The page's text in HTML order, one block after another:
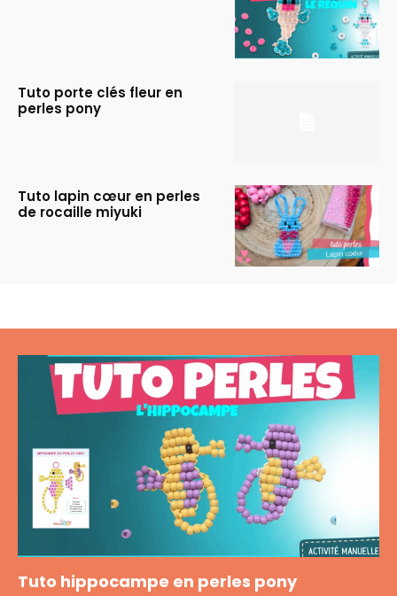
Tuto porte clés fleur en
perles pony
Tuto lapin cœur en perles
de rocaille miyuki
Tuto hippocampe en perles pony